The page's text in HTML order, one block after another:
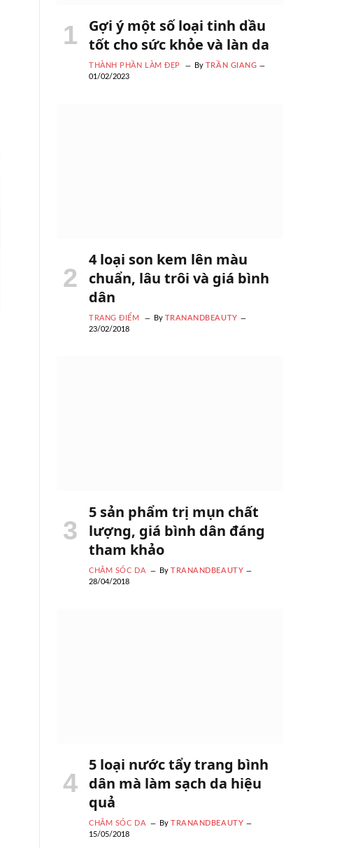
Gợi ý một số loại tinh dầu
tốt cho sức khỏe và làn da
THÀNH PHẦN LÀM ĐẸP By TRẦN GIANG
01/02/2023
4 loại son kem lên màu
chuẩn, lâu trôi và giá bình
dân
TRANG ĐIỂM By TRANANDBEAUTY
23/02/2018
5 sản phẩm trị mụn chất
lượng, giá bình dân đáng
tham khảo
CHĂM SÓC DA By TRANANDBEAUTY
28/04/2018
5 loại nước tẩy trang bình
dân mà làm sạch da hiệu
quả
CHĂM SÓC DA By TRANANDBEAUTY
15/05/2018